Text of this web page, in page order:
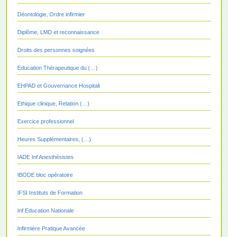
Déontologie, Ordre infirmier
Diplôme, LMD et reconnaissance
Droits des personnes soignées
Education Thérapeutique du (…)
EHPAD et Gouvernance Hospitali
Ethique clinique, Relation (…)
Exercice professionnel
Heures Supplémentaires, (…)
IADE Inf Anesthésistes
IBODE bloc opératoire
IFSI Instituts de Formation
Inf Education Nationale
Infirmière Pratique Avancée